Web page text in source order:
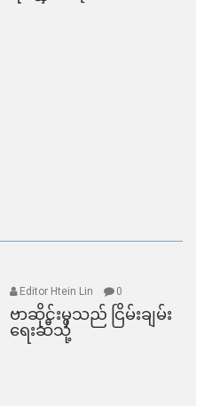
Editor Htein Lin 0
ဗာဆိုင်းမှသည် ငြိမ်းချမ်း
ရေးဆီသို့